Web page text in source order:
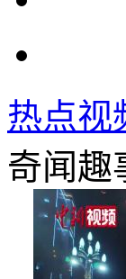
热点视
奇闻趣